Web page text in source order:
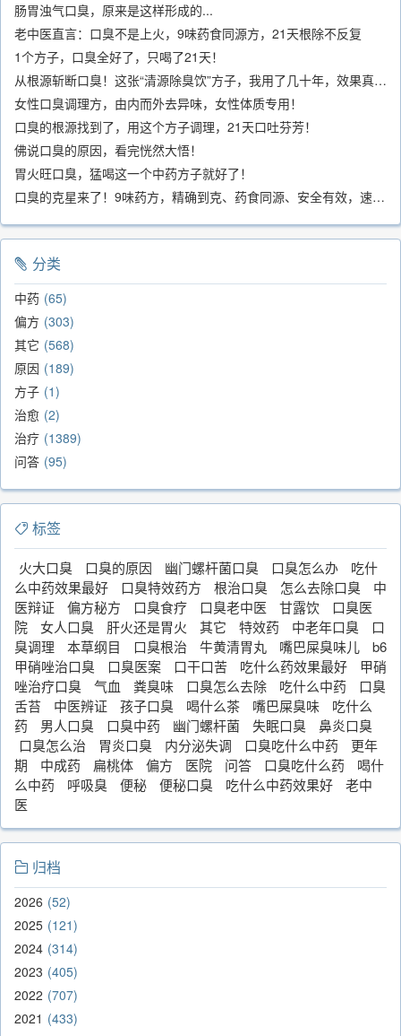
肠胃浊气口臭，原来是这样形成的...
老中医直言：口臭不是上火，9味药食同源方，21天根除不反复
1个方子，口臭全好了，只喝了21天！
从根源斩断口臭！这张“清源除臭饮”方子，我用了几十年，效果真不错
女性口臭调理方，由内而外去异味，女性体质专用！
口臭的根源找到了，用这个方子调理，21天口吐芬芳！
佛说口臭的原因，看完恍然大悟！
胃火旺口臭，猛喝这一个中药方子就好了！
口臭的克星来了！9味药方，精确到克、药食同源、安全有效，速看！
分类
中药 65
偏方 303
其它 568
原因 189
方子 1
治愈 2
治疗 1389
问答 95
标签
火大口臭 口臭的原因 幽门螺杆菌口臭 口臭怎么办
吃什
么中药效果最好
口臭特效药方 根治口臭 怎么去除口臭
中
医辩证
偏方秘方 口臭食疗 口臭老中医 甘露饮
口臭医
院
女人口臭 肝火还是胃火 其它 特效药 中老年口臭
口
臭调理
本草纲目 口臭根治 牛黄清胃丸 嘴巴屎臭味儿
b6
甲硝唑治口臭
口臭医案 口干口苦 吃什么药效果最好
甲硝
唑治疗口臭
气血 粪臭味 口臭怎么去除 吃什么中药
口臭
舌苔
中医辨证 孩子口臭 喝什么茶 嘴巴屎臭味
吃什么
药
男人口臭 口臭中药 幽门螺杆菌 失眠口臭
鼻炎口臭
口臭怎么治
胃炎口臭 内分泌失调 口臭吃什么中药
更年
期
中成药 扁桃体 偏方 医院 问答 口臭吃什么药
喝什
么中药
呼吸臭 便秘 便秘口臭 吃什么中药效果好
老中
医
归档
2026 52
2025 121
2024 314
2023 405
2022 707
2021
433